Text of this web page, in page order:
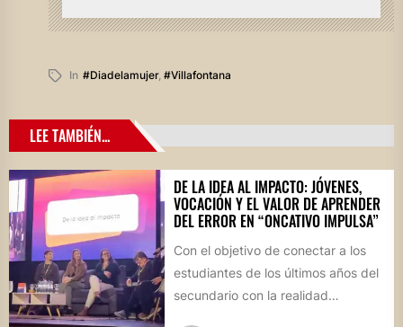
In #diadelamujer, #villafontana
LEE TAMBIÉN...
DE LA IDEA AL IMPACTO: JÓVENES,
VOCACIÓN Y EL VALOR DE APRENDER
DEL ERROR EN “ONCATIVO IMPULSA”
Con el objetivo de conectar a los
estudiantes de los últimos años del
secundario con la realidad